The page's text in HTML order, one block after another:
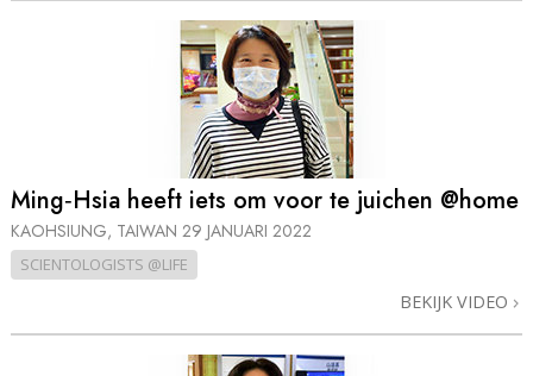
Ming‑Hsia heeft iets om voor te juichen @home
KAOHSIUNG, TAIWAN 29 JANUARI 2022
SCIENTOLOGISTS @LIFE
BEKIJK VIDEO